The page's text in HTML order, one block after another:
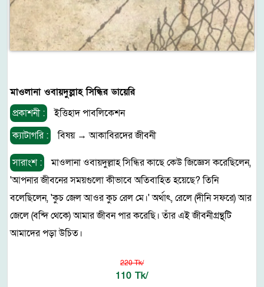
মাওলানা ওবায়দুল্লাহ সিন্ধির ডায়েরি
প্রকাশনী :
ইত্তিহাদ পাবলিকেশন
ক্যাটাগরি :
বিষয়→আকাবিরদের জীবনী
সারাংশ :
মাওলানা ওবায়দুল্লাহ সিন্ধির কাছে কেউ জিজ্ঞেস করেছিলেন,
'আপনার জীবনের সময়গুলো কীভাবে অতিবাহিত হয়েছে? তিনি
বলেছিলেন, 'কুচ জেল আওর কুচ রেল মে।' অর্থাৎ, রেলে (দীনি সফরে) আর
জেলে (বন্দি থেকে) আমার জীবন পার করেছি। তাঁর এই জীবনীগ্রন্থটি
আমাদের পড়া উচিত।
220 Tk/
110 Tk/